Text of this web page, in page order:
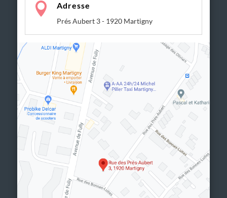
 Adresse
Prés Aubert 3 - 1920 Martigny